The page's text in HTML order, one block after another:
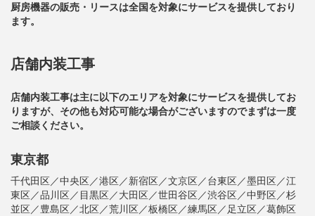
厨房機器の販売・リースは全国を対象にサービスを提供しており
ます。
店舗内装工事
店舗内装工事は主に以下のエリアを対象にサービスを提供してお
りますが、その他も対応可能な場合がございますのでまずは一度
ご相談ください。
東京都
千代田区／中央区／港区／新宿区／文京区／台東区／墨田区／江
東区／品川区／目黒区／大田区／世田谷区／渋谷区／中野区／杉
並区／豊島区／北区／荒川区／板橋区／練馬区／足立区／葛飾区